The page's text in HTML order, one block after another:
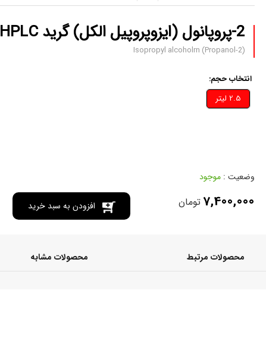
2-پروپانول (ایزوپروپیل الکل) گرید Isocratic HPLC (کدM)
Isopropyl alcoholrn (Propanol-2)
انتخاب حجم:
وضعیت : موجود
7,400,000تومان افزودن به سبد خرید
محصولات مرتبط محصولات مشابه